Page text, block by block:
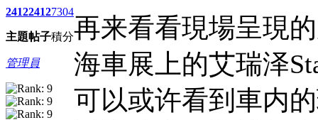
2412
主題
2412
帖子
7304
積分
管理員
再来看看現場呈現
海車展上的艾瑞泽
可以或许看到車内